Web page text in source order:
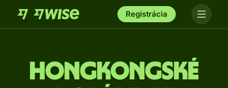
Registrácia
Hongkongské